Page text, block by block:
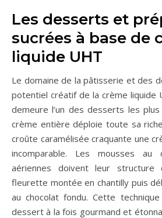
Les desserts et
sucrées à base de
liquide UHT
Le domaine de la pâtisserie et des
potentiel créatif de la crème liquide
demeure l’un des desserts les
crème entière déploie toute sa
croûte caramélisée craquante une
incomparable. Les mousses au
aériennes doivent leur
fleurette montée en chantilly puis
au chocolat fondu. Cette
dessert à la fois gourmand et